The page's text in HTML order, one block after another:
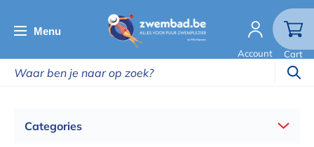
en
de
inhoud
Menu
Account Cart
Categories